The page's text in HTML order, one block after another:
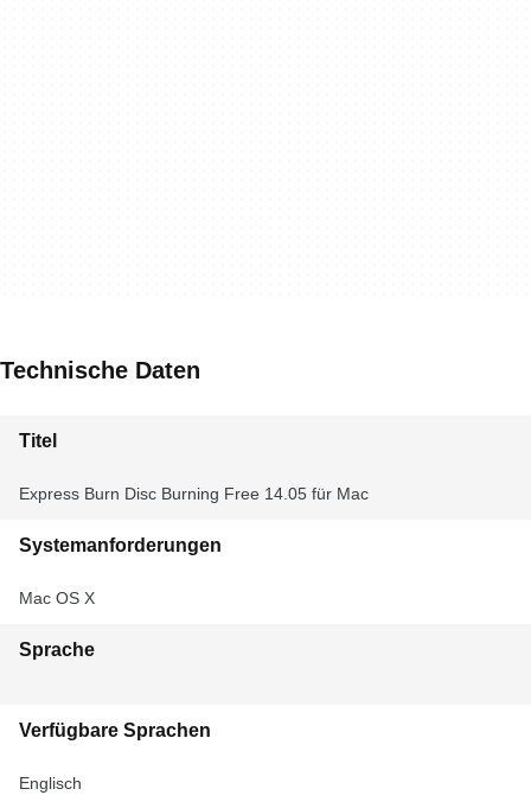
Technische Daten
Titel
Express Burn Disc Burning Free 14.05 für Mac
Systemanforderungen
Mac OS X
Sprache
Verfügbare Sprachen
Englisch